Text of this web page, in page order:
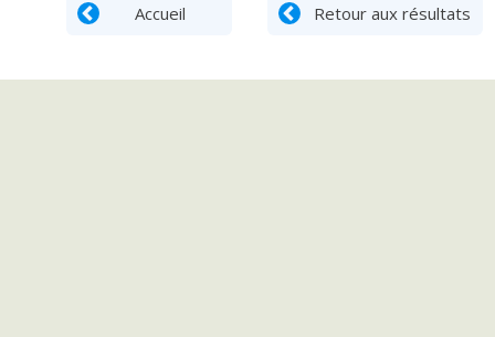
Accueil Retour aux résultats